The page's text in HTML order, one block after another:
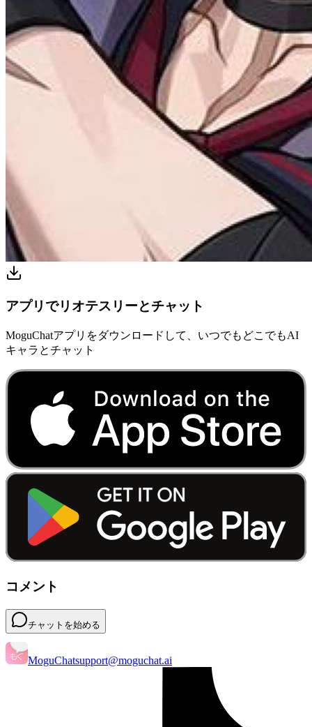
アプリでリオテスリーとチャット
MoguChatアプリをダウンロードして、いつでもどこでもAI
キャラとチャット
コメント
チャットを始める
MoguChatsupport@moguchat.ai